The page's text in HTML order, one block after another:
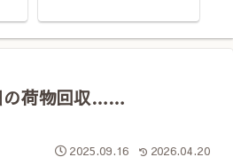
の荷物回収……
2025.09.16 2026.04.20